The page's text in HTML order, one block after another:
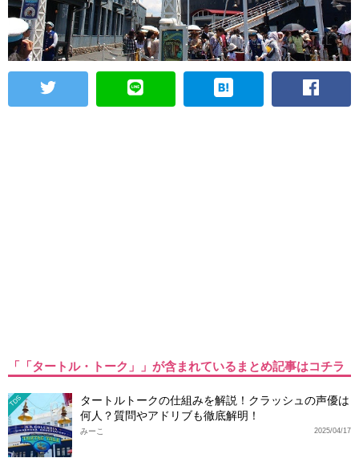
「「タートル・トーク」」が含まれているまとめ記事はコチラ
TDS
タートルトークの仕組みを解説！クラッシュの声優は
何人？質問やアドリブも徹底解明！
2025/04/17
みーこ